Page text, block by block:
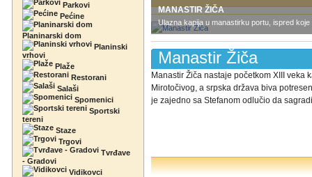
Parkovi
Pećine
Planinarski dom
Planinski
vrhovi
Plaže
Restorani
Salaši
Spomenici
Sportski
tereni
Staze
Trgovi
Tvrđave
- Gradovi
Vidikovci
MANASTIR ŽIČA
Ulazna kapija u manastirku portu, ispred
Manastir Žiča
Manastir Žiča nastaje početkom XIII veka
Mirotočivog, a srpska država biva
je zajedno sa Stefanom odlučio da